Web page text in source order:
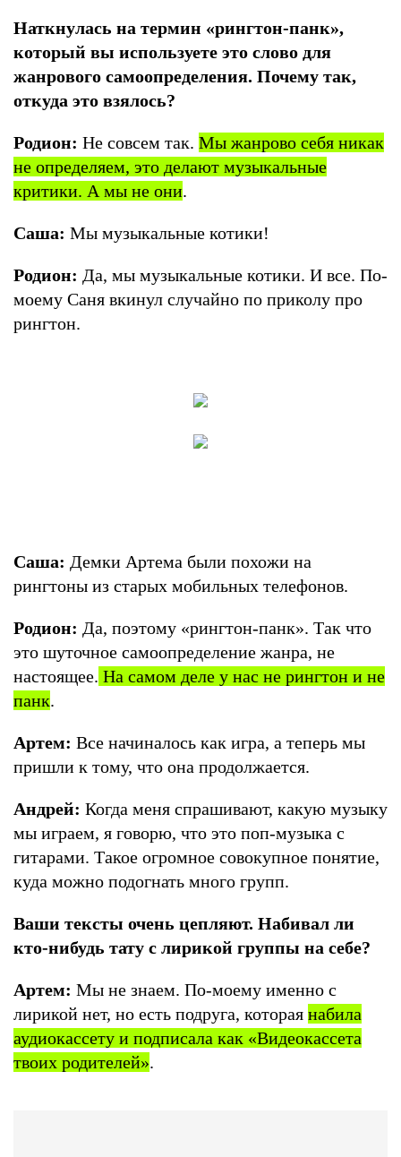
Наткнулась на термин «рингтон-панк»,
который вы используете это слово для
жанрового самоопределения. Почему так,
откуда это взялось?
Родион: Не совсем так. Мы жанрово себя никак
не определяем, это делают музыкальные
критики. А мы не они.
Саша: Мы музыкальные котики!
Родион: Да, мы музыкальные котики. И все. По-
моему Саня вкинул случайно по приколу про
рингтон.
Саша: Демки Артема были похожи на
рингтоны из старых мобильных телефонов.
Родион: Да, поэтому «рингтон-панк». Так что
это шуточное самоопределение жанра, не
настоящее. На самом деле у нас не рингтон и не
панк.
Артем: Все начиналось как игра, а теперь мы
пришли к тому, что она продолжается.
Андрей: Когда меня спрашивают, какую музыку
мы играем, я говорю, что это поп-музыка с
гитарами. Такое огромное совокупное понятие,
куда можно подогнать много групп.
Ваши тексты очень цепляют. Набивал ли
кто-нибудь тату с лирикой группы на себе?
Артем: Мы не знаем. По-моему именно с
лирикой нет, но есть подруга, которая набила
аудиокассету и подписала как «Видеокассета
твоих родителей».